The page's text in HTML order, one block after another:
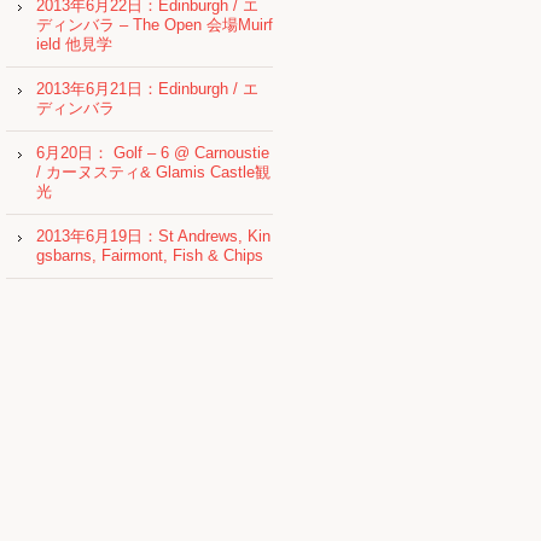
2013年6月22日：Edinburgh / エ
ディンバラ – The Open 会場Muirf
ield 他見学
2013年6月21日：Edinburgh / エ
ディンバラ
6月20日： Golf – 6 @ Carnoustie
/ カーヌスティ& Glamis Castle観
光
2013年6月19日：St Andrews, Kin
gsbarns, Fairmont, Fish & Chips